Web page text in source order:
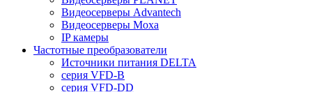
Видеосерверы Advantech
Видеосерверы Moxa
IP камеры
Частотные преобразователи
Источники питания DELTA
серия VFD-B
серия VFD-DD